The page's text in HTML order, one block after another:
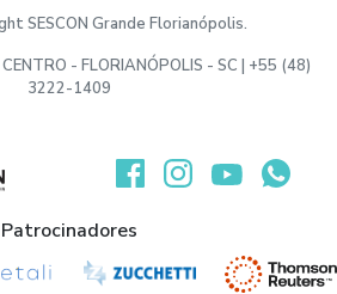
SESCON Grande Florianópolis.
- FLORIANÓPOLIS - SC | +55 (48)
3222-1409
Desenvolvido por:
Patrocinadores